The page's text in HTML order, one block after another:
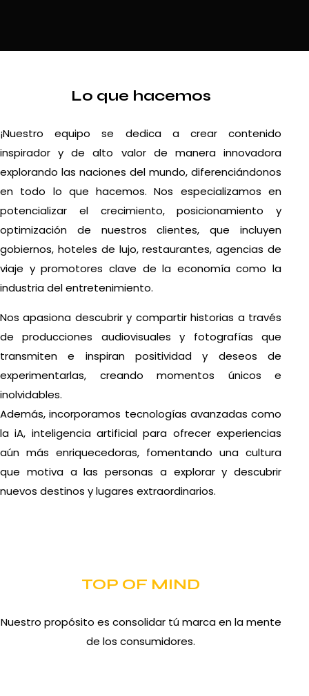
Lo que hacemos
¡Nuestro equipo se dedica a crear contenido
inspirador y de alto valor de manera innovadora
explorando las naciones del mundo, diferenciándonos
en todo lo que hacemos. Nos especializamos en
potencializar el crecimiento, posicionamiento y
optimización de nuestros clientes, que incluyen
gobiernos, hoteles de lujo, restaurantes, agencias de
viaje y promotores clave de la economía como la
industria del entretenimiento.
Nos apasiona descubrir y compartir historias a través
de producciones audiovisuales y fotografías que
transmiten e inspiran positividad y deseos de
experimentarlas, creando momentos únicos e
inolvidables.
Además, incorporamos tecnologías avanzadas como
la iA, inteligencia artificial para ofrecer experiencias
aún más enriquecedoras, fomentando una cultura
que motiva a las personas a explorar y descubrir
nuevos destinos y lugares extraordinarios.
TOP OF MIND
Nuestro propósito es consolidar tú marca en la mente
de los consumidores.